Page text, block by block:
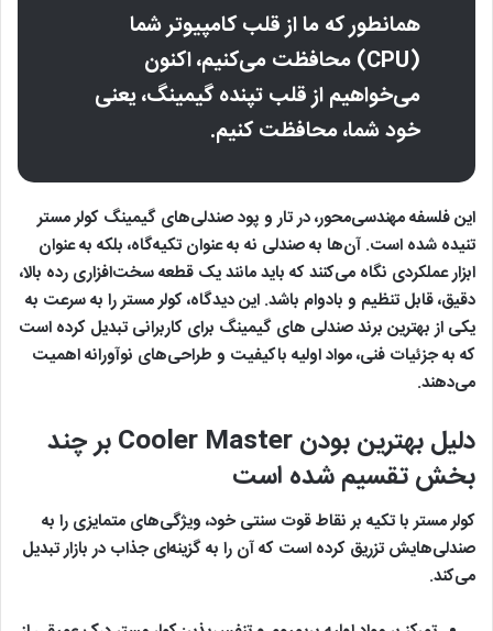
همانطور که ما از قلب کامپیوتر شما
(CPU) محافظت می‌کنیم، اکنون
می‌خواهیم از قلب تپنده گیمینگ، یعنی
خود شما، محافظت کنیم.
این فلسفه مهندسی‌محور، در تار و پود صندلی‌های گیمینگ کولر مستر
تنیده شده است. آن‌ها به صندلی نه به عنوان تکیه‌گاه، بلکه به عنوان
ابزار عملکردی نگاه می‌کنند که باید مانند یک قطعه سخت‌افزاری رده بالا،
دقیق، قابل تنظیم و بادوام باشد. این دیدگاه، کولر مستر را به سرعت به
یکی از بهترین برند صندلی های گیمینگ برای کاربرانی تبدیل کرده است
که به جزئیات فنی، مواد اولیه باکیفیت و طراحی‌های نوآورانه اهمیت
می‌دهند.
دلیل بهترین بودن Cooler Master بر چند
بخش تقسیم شده است
کولر مستر با تکیه بر نقاط قوت سنتی خود، ویژگی‌های متمایزی را به
صندلی‌هایش تزریق کرده است که آن را به گزینه‌ای جذاب در بازار تبدیل
می‌کند.